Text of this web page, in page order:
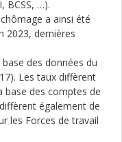
BCSS, …).
a ainsi été
2023, dernières
des données du
Les taux diffèrent
base des comptes de
également de
les Forces de travail